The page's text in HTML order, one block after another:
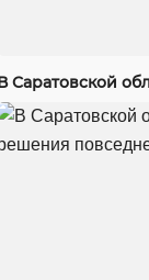
Саратовской